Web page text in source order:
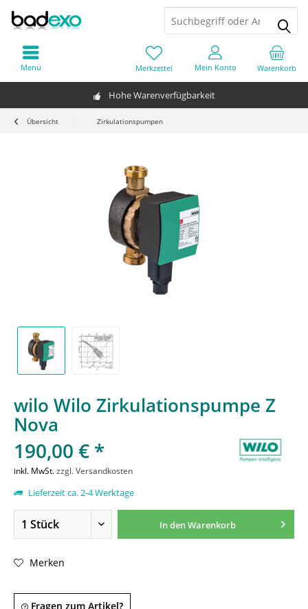
Hohe Warenverfügbarkeit
Warenkorb
Merkzettel Mein Konto
Menü
Übersicht Zirkulationspumpen
wilo Wilo Zirkulationspumpe Z
Nova
190,00 € *
inkl. MwSt.zzgl. Versandkosten
Lieferzeit ca. 2-4 Werktage
In denWarenkorb
Merken
Fragen zum Artikel?